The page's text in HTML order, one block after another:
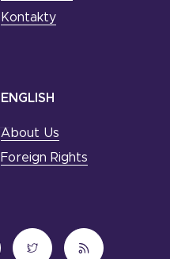
Kontakty
ENGLISH
About Us
Foreign Rights